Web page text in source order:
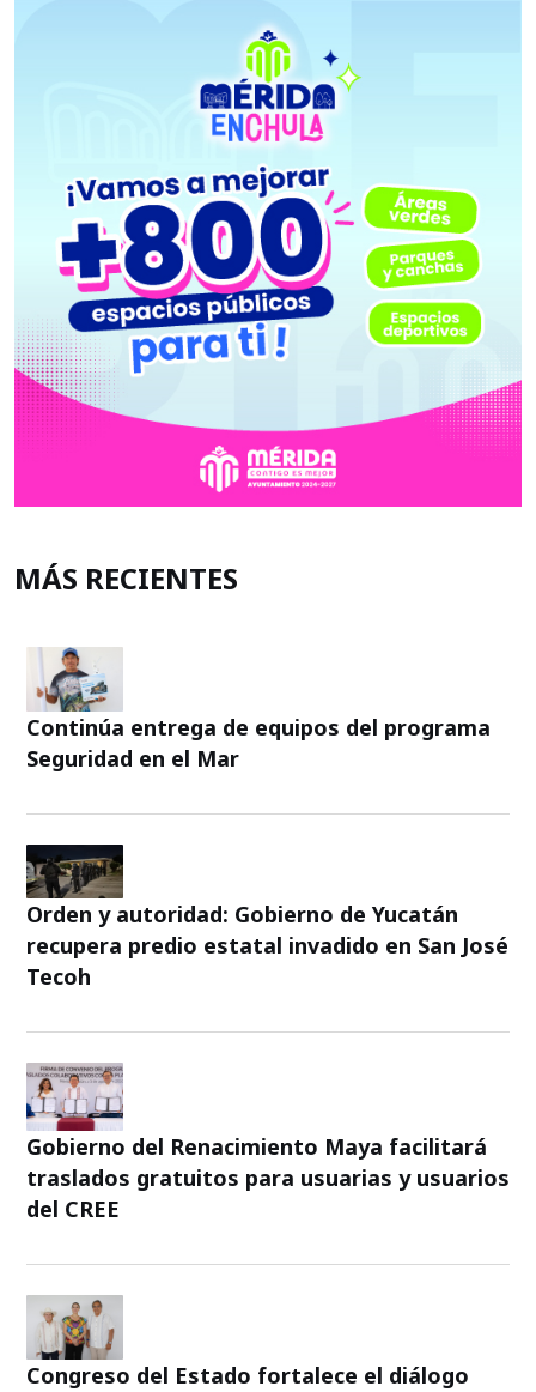
MÁS RECIENTES
Continúa entrega de equipos del programa
Seguridad en el Mar
Orden y autoridad: Gobierno de Yucatán
recupera predio estatal invadido en San José
Tecoh
Gobierno del Renacimiento Maya facilitará
traslados gratuitos para usuarias y usuarios
del CREE
Congreso del Estado fortalece el diálogo